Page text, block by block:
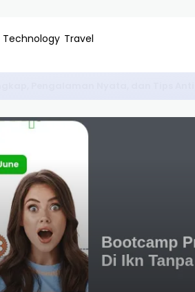
Technology Travel